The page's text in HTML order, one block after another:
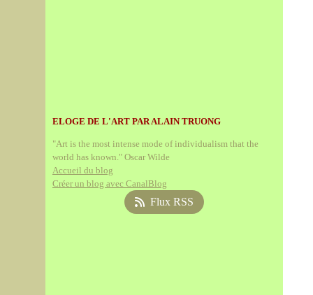
ELOGE DE L'ART PAR ALAIN TRUONG
"Art is the most intense mode of individualism that the
world has known." Oscar Wilde
Accueil du blog
Créer un blog avec CanalBlog
Flux RSS